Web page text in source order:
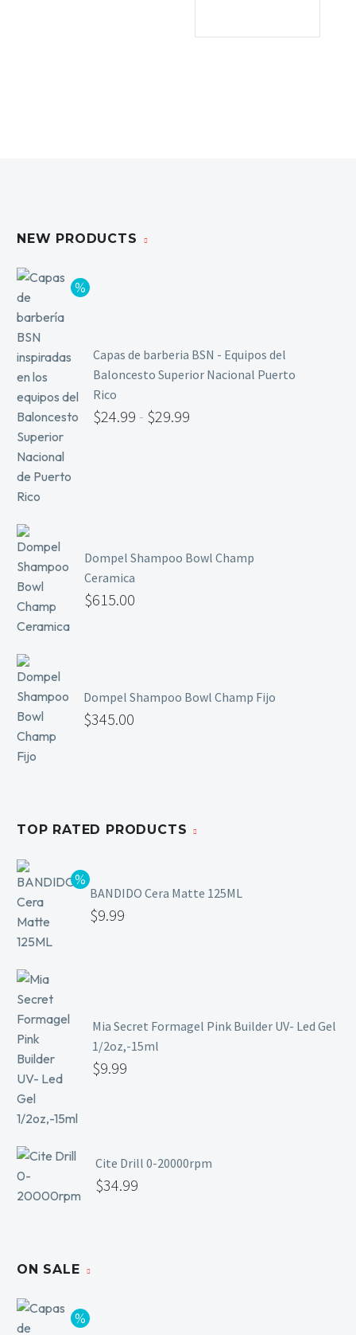
NEW PRODUCTS
Capas de barberia BSN - Equipos del
Baloncesto Superior Nacional Puerto
Rico
$24.99 - $29.99
Dompel Shampoo Bowl Champ
Ceramica
$615.00
Dompel Shampoo Bowl Champ Fijo
$345.00
TOP RATED PRODUCTS
BANDIDO Cera Matte 125ML
$9.99
Mia Secret Formagel Pink Builder UV- Led Gel
1/2oz,-15ml
$9.99
Cite Drill 0-20000rpm
$34.99
ON SALE